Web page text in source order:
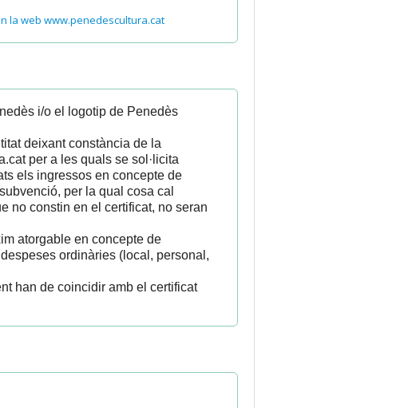
la web www.penedescultura.cat
i/o el logotip de Penedès
deixant constància de la
per a les quals se sol·licita
els ingressos en concepte de
per la qual cosa cal
no constin en el certificat, no seran
atorgable en concepte de
ordinàries (local, personal,
han de coincidir amb el certificat